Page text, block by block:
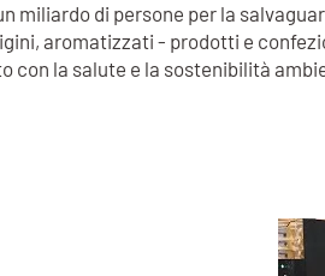
miliardo di persone per la
aromatizzati - prodotti e
con la salute e la sostenibilità